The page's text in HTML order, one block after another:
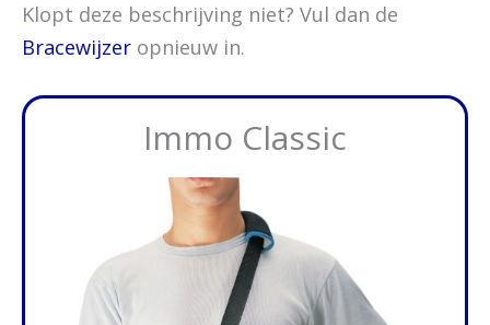
Klopt deze beschrijving niet? Vul dan de
Bracewijzer opnieuw in.
Immo Classic